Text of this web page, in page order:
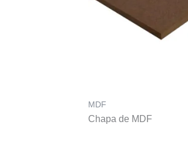
MDF
Chapa de MDF